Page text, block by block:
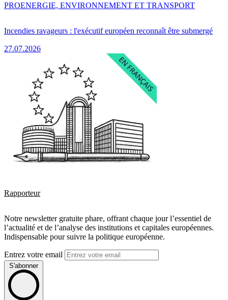
Incendies ravageurs : l'exécutif européen reconnaît être submergé
27.07.2026
PROENERGIE, ENVIRONNEMENT ET TRANSPORT
Rapporteur
Notre newsletter gratuite phare, offrant chaque jour l’essentiel de
l’actualité et de l’analyse des institutions et capitales européennes.
Indispensable pour suivre la politique européenne.
Entrez votre email
S'abonner